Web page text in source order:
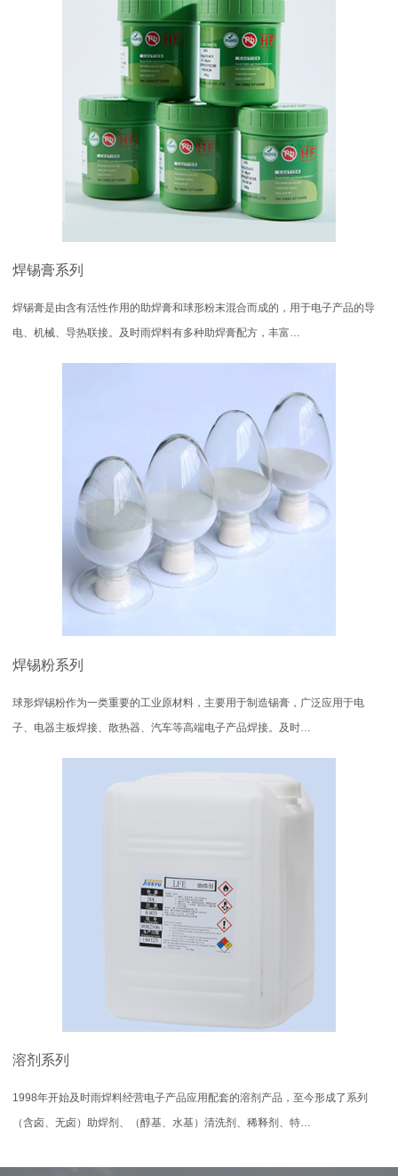
焊锡膏系列
焊锡膏是由含有活性作用的助焊膏和球形粉末混合而成的，用于电子产品的导
电、机械、导热联接。及时雨焊料有多种助焊膏配方，丰富…
焊锡粉系列
球形焊锡粉作为一类重要的工业原材料，主要用于制造锡膏，广泛应用于电
子、电器主板焊接、散热器、汽车等高端电子产品焊接。及时…
溶剂系列
1998年开始及时雨焊料经营电子产品应用配套的溶剂产品，至今形成了系列
（含卤、无卤）助焊剂、（醇基、水基）清洗剂、稀释剂、特…